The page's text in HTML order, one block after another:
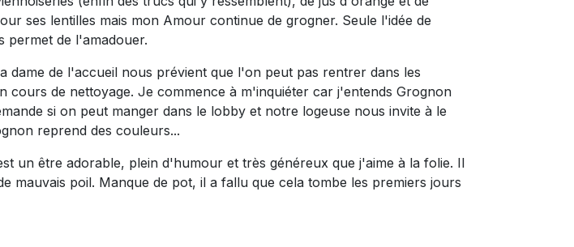
ses lentilles mais mon Amour continue de grogner. Seule l'idée de
permet de l'amadouer.
dame de l'accueil nous prévient que l'on peut pas rentrer dans les
cours de nettoyage. Je commence à m'inquiéter car j'entends Grognon
si on peut manger dans le lobby et notre logeuse nous invite à le
reprend des couleurs...
un être adorable, plein d'humour et très généreux que j'aime à la folie. Il
mauvais poil. Manque de pot, il a fallu que cela tombe les premiers jours